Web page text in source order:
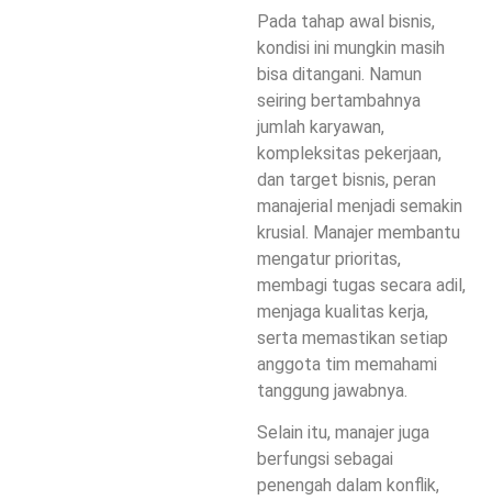
Pada tahap awal bisnis,
kondisi ini mungkin masih
bisa ditangani. Namun
seiring bertambahnya
jumlah karyawan,
kompleksitas pekerjaan,
dan target bisnis, peran
manajerial menjadi semakin
krusial. Manajer membantu
mengatur prioritas,
membagi tugas secara adil,
menjaga kualitas kerja,
serta memastikan setiap
anggota tim memahami
tanggung jawabnya.
Selain itu, manajer juga
berfungsi sebagai
penengah dalam konflik,